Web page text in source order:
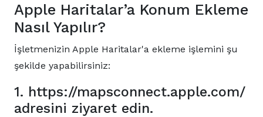
Apple Haritalar’a Konum Ekleme
Nasıl Yapılır?
İşletmenizin Apple Haritalar'a ekleme işlemini şu
şekilde yapabilirsiniz:
1. https://mapsconnect.apple.com/
adresini ziyaret edin.